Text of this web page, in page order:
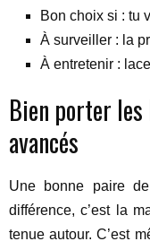
Bon choix si : tu
À surveiller : la
À entretenir :
Bien porter les
avancés
Une bonne paire
différence, c’est la
tenue autour. C’est